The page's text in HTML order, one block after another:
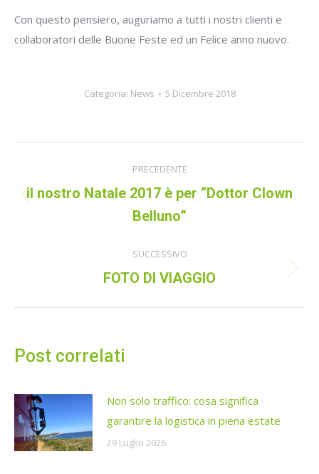
Con questo pensiero, auguriamo a tutti i nostri clienti e
collaboratori delle Buone Feste ed un Felice anno nuovo.
Categoria: News 5 Dicembre 2018
tra
PRECEDENTE
Post
precedente:
il nostro Natale 2017 è per “Dottor Clown
Belluno”
SUCCESSIVO
Prossimo
FOTO DI VIAGGIO
Post correlati
Non solo traffico: cosa significa
garantire la logistica in piena estate
29 Luglio 2026